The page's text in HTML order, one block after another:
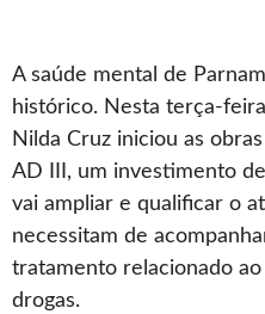
A saúde mental de
histórico. Nesta terça-
Nilda Cruz iniciou as
AD III, um investimento
vai ampliar e qualificar o
necessitam de
tratamento relacionado
drogas.